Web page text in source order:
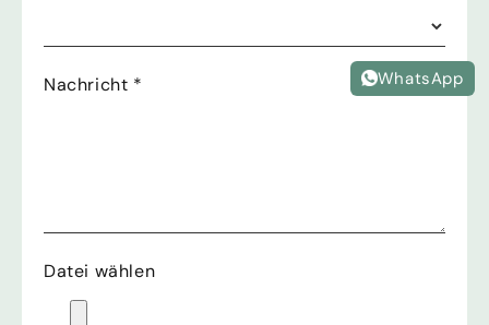
Nachricht *
Datei wählen
WhatsApp